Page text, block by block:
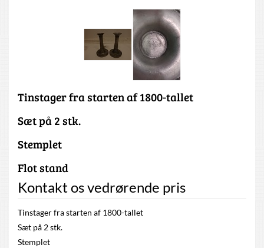
Tinstager fra starten af 1800-tallet
Sæt på 2 stk.
Stemplet
Flot stand
Kontakt os vedrørende pris
Tinstager fra starten af 1800-tallet
Sæt på 2 stk.
Stemplet